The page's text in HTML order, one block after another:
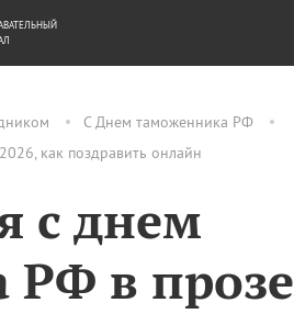
С Днем таможенника РФ
как поздравить онлайн
с днем
в прозе
ДЕНЬГИ